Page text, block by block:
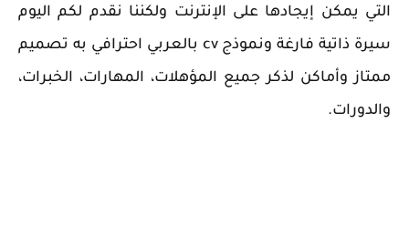
التي يمكن إيجادها على الإنترنت ولكننا نقدم لكم اليوم
سيرة ذاتية فارغة ونموذج cv بالعربي احترافي به تصميم
ممتاز وأماكن لذكر جميع المؤهلات، المهارات، الخبرات،
والدورات.